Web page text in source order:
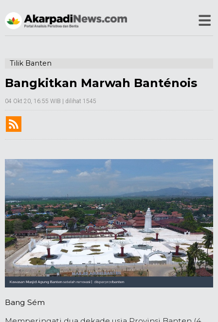
Tilik Banten
Bangkitkan Marwah Banténois
04 Okt 20, 16:55 WIB | dilihat 1545
Bang Sém